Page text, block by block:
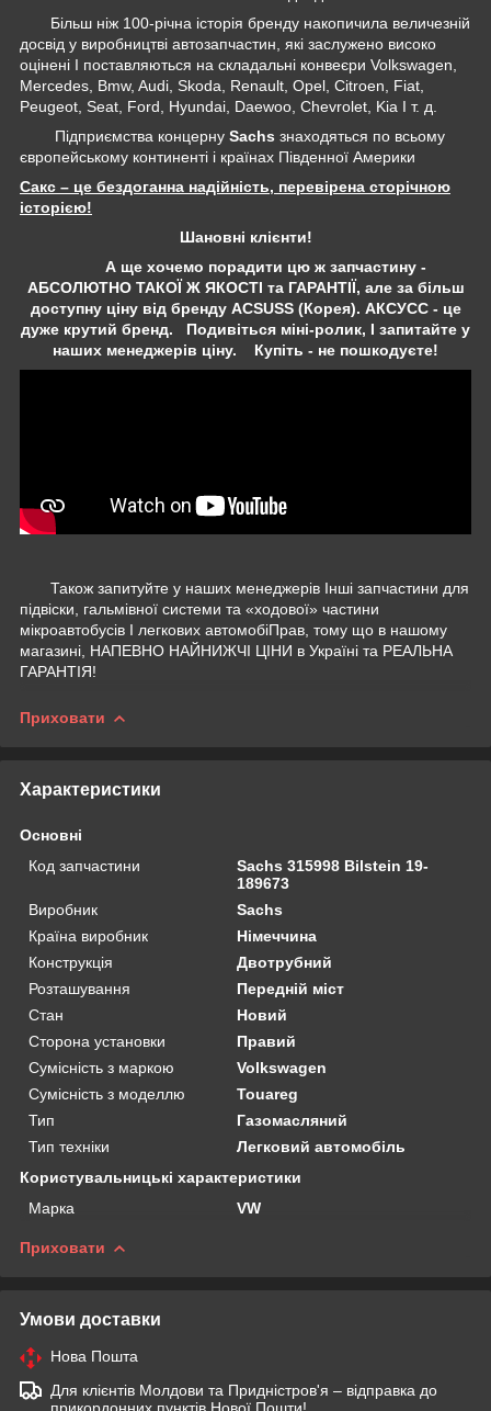
Більш ніж 100-річна історія бренду накопичила величезній
досвід у виробництві автозапчастин, які заслужено високо
оцінені І поставляються на складальні конвеєри Volkswagen,
Mercedes, Bmw, Audi, Skoda, Renault, Opel, Citroen, Fiat,
Peugeot, Seat, Ford, Hyundai, Daewoo, Chevrolet, Kia І т. д.
Підприємства концерну Sachs знаходяться по всьому
європейському континенті і країнах Південної Америки
Сакс – це бездоганна надійність, перевірена сторічною
історією!
Шановні клієнти!
А ще хочемо порадити цю ж запчастину -
АБСОЛЮТНО ТАКОЇ Ж ЯКОСТІ та ГАРАНТІЇ, але за більш
доступну ціну від бренду ACSUSS (Корея). АКСУСС - це
дуже крутий бренд. Подивіться міні-ролик, І запитайте у
наших менеджерів ціну. Купіть - не пошкодуєте!
Також запитуйте у наших менеджерів Інші запчастини для
підвіски, гальмівної системи та «ходової» частини
мікроавтобусів І легкових автомобіПрав, тому що в нашому
магазині, НАПЕВНО НАЙНИЖЧІ ЦІНИ в Україні та РЕАЛЬНА
ГАРАНТІЯ!
Приховати
Характеристики
Основні
Код запчастини
Sachs 315998 Bilstein 19-
189673
Виробник
Sachs
Країна виробник
Німеччина
Конструкція
Двотрубний
Розташування
Передній міст
Стан
Новий
Сторона установки
Правий
Сумісність з маркою
Volkswagen
Сумісність з моделлю
Touareg
Тип
Газомасляний
Тип техніки
Легковий автомобіль
Користувальницькі характеристики
Марка
VW
Приховати
Умови доставки
Нова Пошта
Для клієнтів Молдови та Придністров'я – відправка до
прикордонних пунктів Нової Пошти!